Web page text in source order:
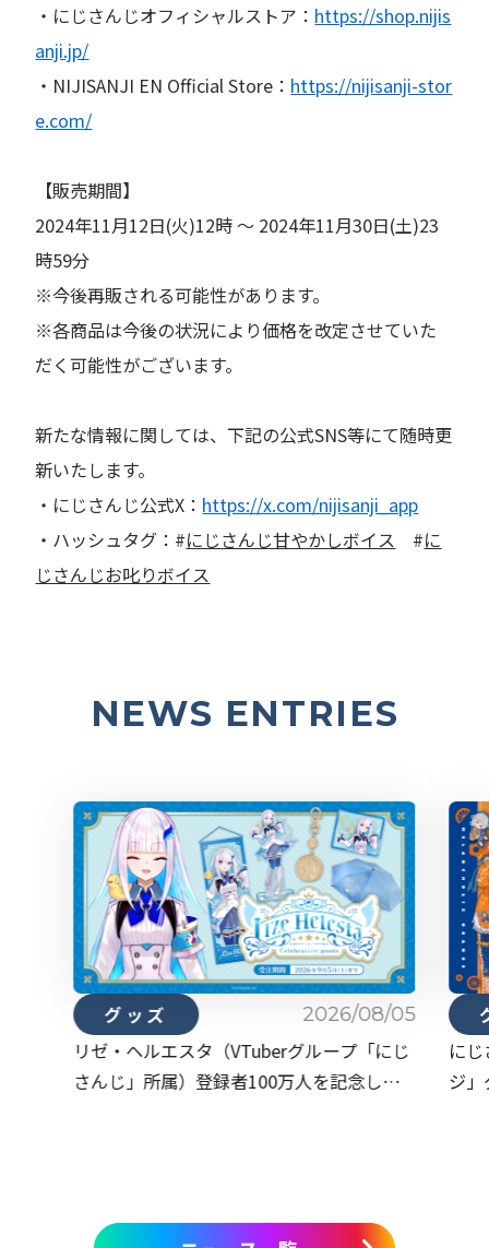
・にじさんじオフィシャルストア： https://shop.nijis
anji.jp/
・NIJISANJI EN Official Store： https://nijisanji-stor
e.com/
【販売期間】
2024年11月12日(火)12時 〜 2024年11月30日(土)23
時59分
※今後再販される可能性があります。
※各商品は今後の状況により価格を改定させていた
だく可能性がございます。
新たな情報に関しては、下記の公式SNS等にて随時更
新いたします。
・にじさんじ公式X： https://x.com/nijisanji_app
・ハッシュタグ：#にじさんじ甘やかしボイス #に
じさんじお叱りボイス
NEWS ENTRIES
グッズ 2026/08/05
リゼ・ヘルエスタ（VTuberグループ「にじ
さんじ」所属）登録者100万人を記念して
に
ジ